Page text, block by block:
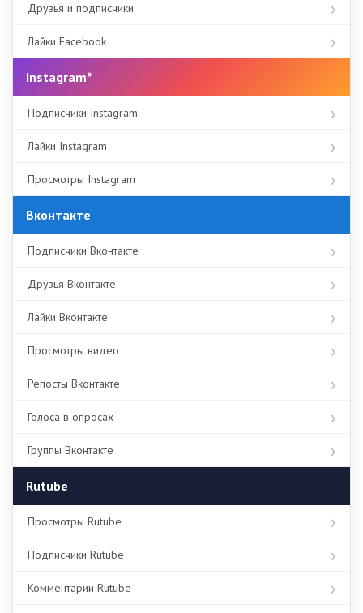
Друзья и подписчики
Лайки Facebook
Instagram*
Подписчики Instagram
Лайки Instagram
Просмотры Instagram
Вконтакте
Подписчики Вконтакте
Друзья Вконтакте
Лайки Вконтакте
Просмотры видео
Репосты Вконтакте
Голоса в опросах
Группы Вконтакте
Rutube
Просмотры Rutube
Подписчики Rutube
Комментарии Rutube